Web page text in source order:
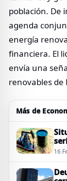
población. De
agenda
energía
financiera. El
envía una
renovables de
Más de
16